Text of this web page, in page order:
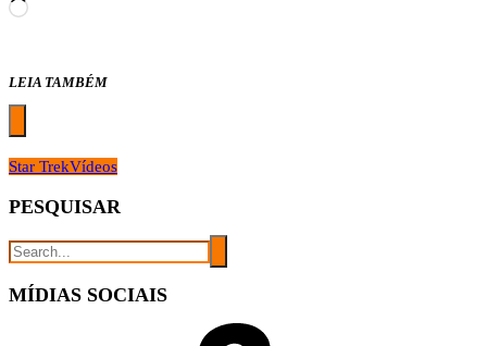
Carregando...
LEIA TAMBÉM
Star TrekVídeos
PESQUISAR
MÍDIAS SOCIAIS